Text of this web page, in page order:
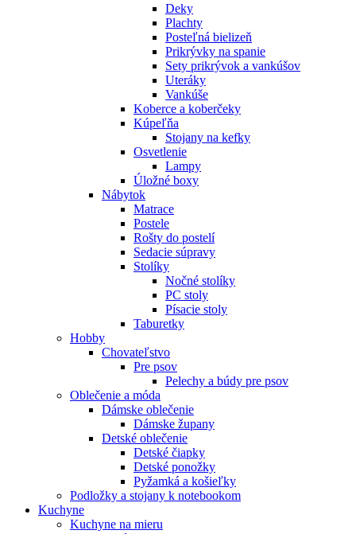
Deky
Plachty
Posteľná bielizeň
Prikrývky na spanie
Sety prikrývok a vankúšov
Uteráky
Vankúše
Koberce a koberčeky
Kúpeľňa
Stojany na kefky
Osvetlenie
Lampy
Úložné boxy
Nábytok
Matrace
Postele
Rošty do postelí
Sedacie súpravy
Stolíky
Nočné stolíky
PC stoly
Písacie stoly
Taburetky
Hobby
Chovateľstvo
Pre psov
Pelechy a búdy pre psov
Oblečenie a móda
Dámske oblečenie
Dámske župany
Detské oblečenie
Detské čiapky
Detské ponožky
Pyžamká a košieľky
Podložky a stojany k notebookom
Kuchyne
Kuchyne na mieru